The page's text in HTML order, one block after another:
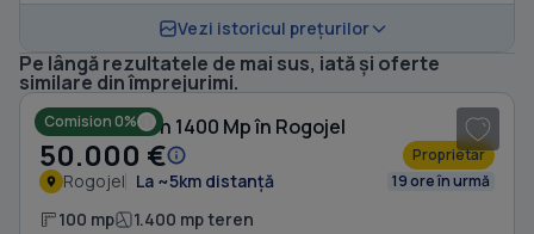
Vezi istoricul prețurilor
Pe lângă rezultatele de mai sus, iată și oferte
similare din împrejurimi.
Comision 0%
Casă cu Teren 1400 Mp în Rogojel
50.000 € Proprietar
Rogojel La ~5km distanță 19 ore în urmă
100 mp 1.400 mp teren